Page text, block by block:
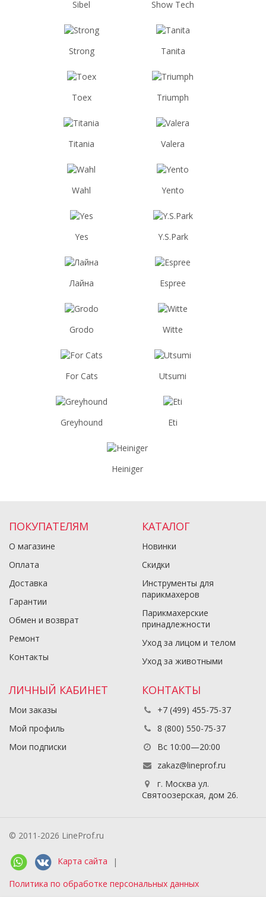
Sibel Show Tech
Strong Tanita
Toex Triumph
Titania Valera
Wahl Yento
Yes Y.S.Park
Лайна Espree
Grodo Witte
For Cats Utsumi
Greyhound Eti
Heiniger
ПОКУПАТЕЛЯМ
О магазине
Оплата
Доставка
Гарантии
Обмен и возврат
Ремонт
Контакты
КАТАЛОГ
Новинки
Скидки
Инструменты для
парикмахеров
Парикмахерские
принадлежности
Уход за лицом и телом
Уход за животными
ЛИЧНЫЙ КАБИНЕТ
Мои заказы
Мой профиль
Мои подписки
КОНТАКТЫ
+7 (499) 455-75-37
8 (800) 550-75-37
Вс 10:00—20:00
zakaz@lineprof.ru
г. Москва ул.
Святоозерская, дом 26.
© 2011-2026 LineProf.ru
Карта сайта
|
Политика по обработке персональных данных